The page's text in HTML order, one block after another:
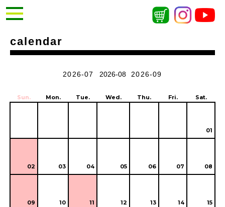
calendar
2026-07 2026-08 2026-09
Sun. Mon. Tue. Wed. Thu. Fri. Sat.
01
02 03 04 05 06 07 08
09 10 11 12 13 14 15